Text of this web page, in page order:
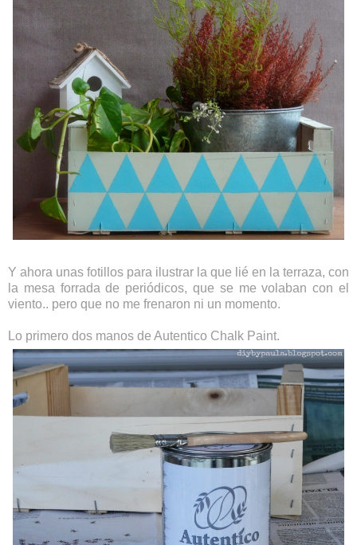
Y ahora unas fotillos para ilustrar la que lié en la terraza, con
la mesa forrada de periódicos, que se me volaban con el
viento.. pero que no me frenaron ni un momento.
Lo primero dos manos de Autentico Chalk Paint.